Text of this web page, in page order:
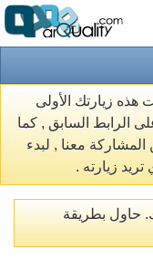
هذه زيارتك الأولى
الرابط السابق , كما
معنا , لبدء
زيارته .
حاول بطريقة